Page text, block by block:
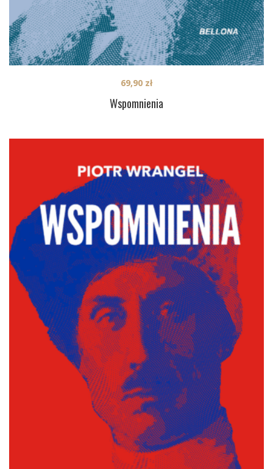
Wspomnienia
69,90 zł